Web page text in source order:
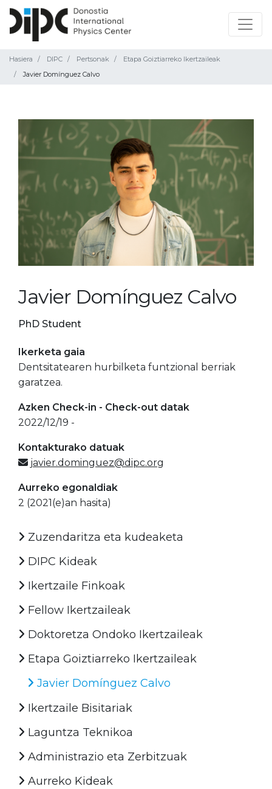
Hasiera DIPC Pertsonak
Etapa Goiztiarreko Ikertzaileak
Javier Domínguez Calvo
Javier Domínguez Calvo
PhD Student
Ikerketa gaia
Dentsitatearen hurbilketa funtzional berriak
garatzea.
Azken Check-in - Check-out datak
2022/12/19 -
Kontakturako datuak
javier.dominguez@dipc.org
Aurreko egonaldiak
2 (2021(e)an hasita)
Zuzendaritza eta kudeaketa
DIPC Kideak
Ikertzaile Finkoak
Fellow Ikertzaileak
Doktoretza Ondoko Ikertzaileak
Etapa Goiztiarreko Ikertzaileak
Javier Domínguez Calvo
Ikertzaile Bisitariak
Laguntza Teknikoa
Administrazio eta Zerbitzuak
Aurreko Kideak